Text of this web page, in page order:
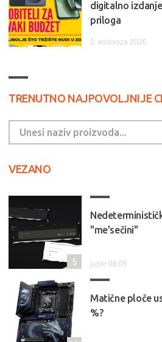
digitalno
priloga
2. kolovoza 2026.
TRENUTNO NAJPOVOLJNIJE
VEZANO
"me'sečini"
jučer 08:05
5
Matične ploče
%?